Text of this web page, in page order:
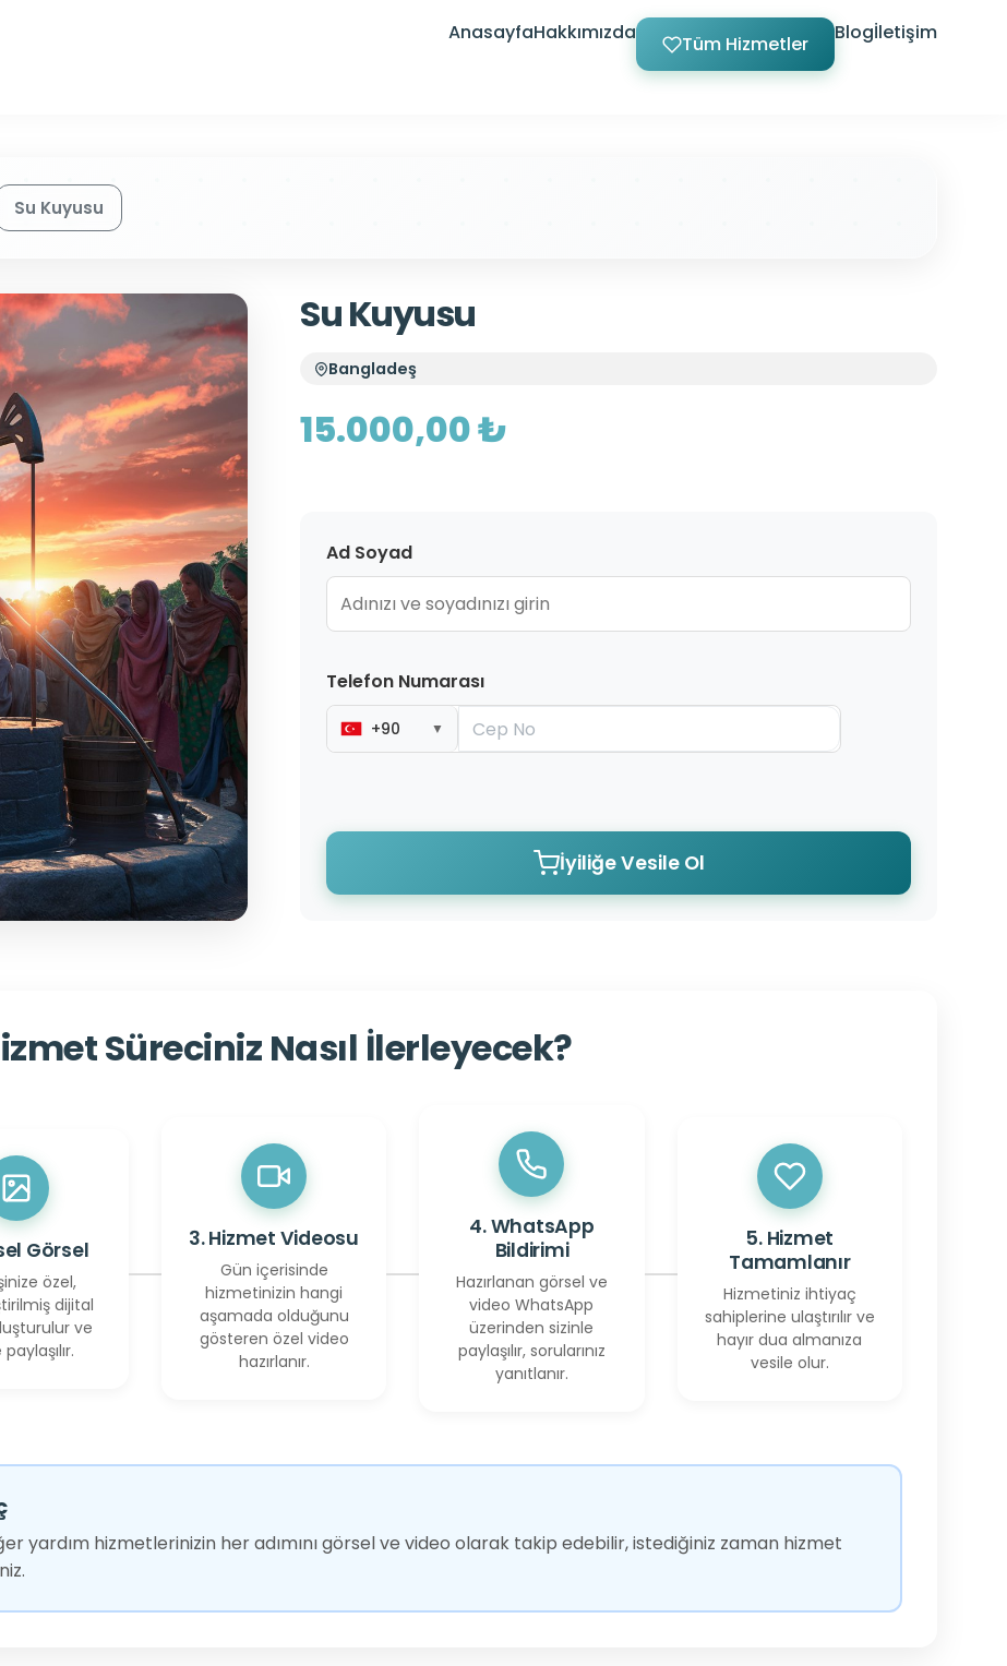
AnasayfaHakkımızda Tüm Hizmetler Blogİletişim
Su Kuyusu
Su Kuyusu
Bangladeş
15.000,00 ₺
Ad Soyad
Telefon Numarası
+90 ▼
İyiliğe Vesile Ol
Süreciniz Nasıl İlerleyecek?
Görsel
özel,
dijital
ve
3. Hizmet Videosu
Gün içerisinde
hizmetinizin hangi
aşamada olduğunu
gösteren özel video
hazırlanır.
4. WhatsApp
Bildirimi
Hazırlanan görsel ve
video WhatsApp
üzerinden sizinle
paylaşılır, sorularınız
yanıtlanır.
5. Hizmet
Tamamlanır
Hizmetiniz ihtiyaç
sahiplerine ulaştırılır ve
hayır dua almanıza
vesile olur.
yardım hizmetlerinizin her adımını görsel ve video olarak takip edebilir, istediğiniz zaman hizmet